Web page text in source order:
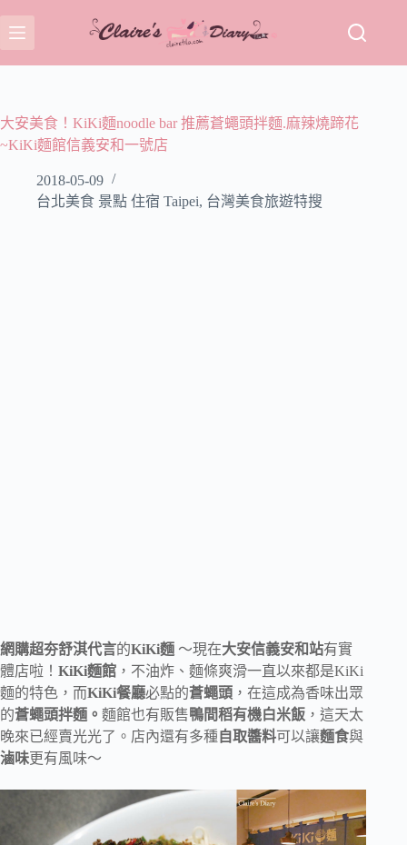
至
主
容
大安美食！KiKi麵noodle bar 推薦蒼蠅頭拌麵.麻辣燒蹄花
~KiKi麵館信義安和一號店
2018-05-09
台北美食 景點 住宿 Taipei, 台灣美食旅遊特搜
網購超夯舒淇代言的KiKi麵 ～現在大安信義安和站有實
體店啦！ KiKi麵館 ，不油炸、麵條爽滑一直以來都是KiKi
麵的特色，而KiKi餐廳必點的蒼蠅頭 ，在這成為香味出眾
的蒼蠅頭拌麵。 麵館也有販售鴨間稻有機白米飯 ，這天太
晚來已經賣光光了。店內還有多種 自取醬料可以讓麵食與
滷味更有風味～